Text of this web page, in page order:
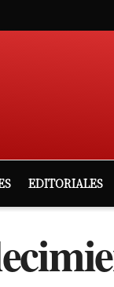
EDITORIALES